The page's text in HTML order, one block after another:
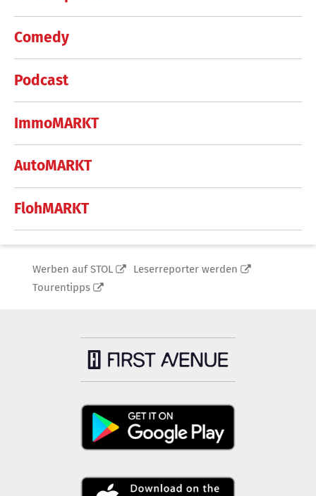
Comedy
Podcast
ImmoMARKT
AutoMARKT
FlohMARKT
Werben auf STOL
Leserreporter werden
Tourentipps